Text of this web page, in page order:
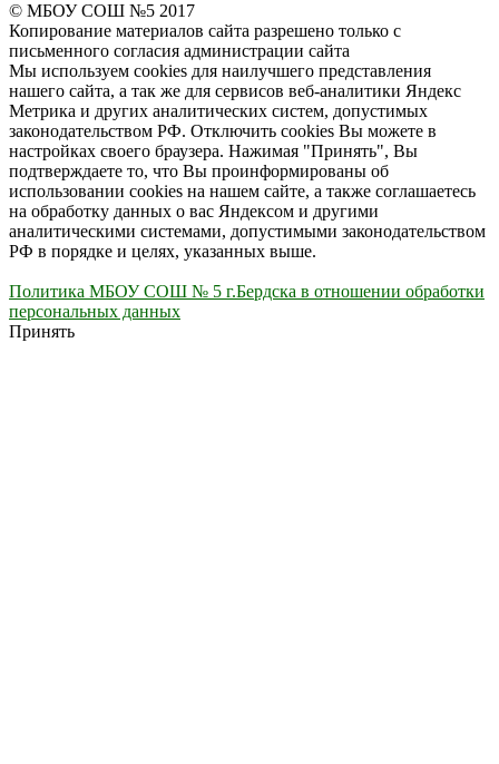
© МБОУ СОШ №5 2017
Копирование материалов сайта разрешено только с
письменного согласия администрации сайта
Мы используем cookies для наилучшего представления
нашего сайта, а так же для сервисов веб-аналитики Яндекс
Метрика и других аналитических систем, допустимых
законодательством РФ. Отключить cookies Вы можете в
настройках своего браузера. Нажимая "Принять", Вы
подтверждаете то, что Вы проинформированы об
использовании cookies на нашем сайте, а также соглашаетесь
на обработку данных о вас Яндексом и другими
аналитическими системами, допустимыми законодательством
РФ в порядке и целях, указанных выше.
Политика МБОУ СОШ № 5 г.Бердска в отношении обработки
персональных данных
Принять